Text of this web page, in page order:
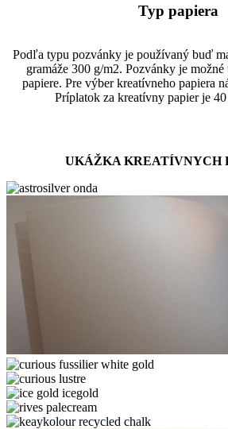
Typ papiera
Podľa typu pozvánky je používaný buď
gramáže 300 g/m2. Pozvánky je
papiere. Pre výber kreatívneho papiera
Príplatok za kreatívny papier je
UKÁŽKA KREATÍVNYCH
astrosilver-
orion
curious
fussilier
white
gold
curious
lustre
ice
gold
rives